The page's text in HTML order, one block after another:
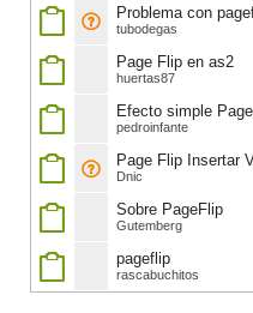
Problema con
tubodegas
Page Flip en as2
huertas87
Efecto simple
pedroinfante
Page Flip Insertar
Dnic
Sobre PageFlip
Gutemberg
pageflip
rascabuchitos